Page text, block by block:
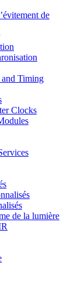
de
Timing
Clocks
de la lumière